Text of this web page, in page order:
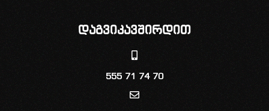
დაგვიკავშირდით
555 71 74 70